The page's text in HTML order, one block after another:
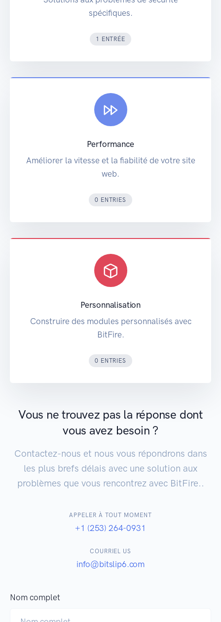
spécifiques.
1 ENTRÉE
Performance
Améliorer la vitesse et la fiabilité de votre site
web.
0 ENTRIES
Personnalisation
Construire des modules personnalisés avec
BitFire.
0 ENTRIES
Vous ne trouvez pas la réponse dont
vous avez besoin ?
Contactez-nous et nous vous répondrons dans
les plus brefs délais avec une solution aux
problèmes que vous rencontrez avec BitFire..
APPELER À TOUT MOMENT
+1 (253) 264-0931
COURRIEL US
info@bitslip6.com
Nom complet